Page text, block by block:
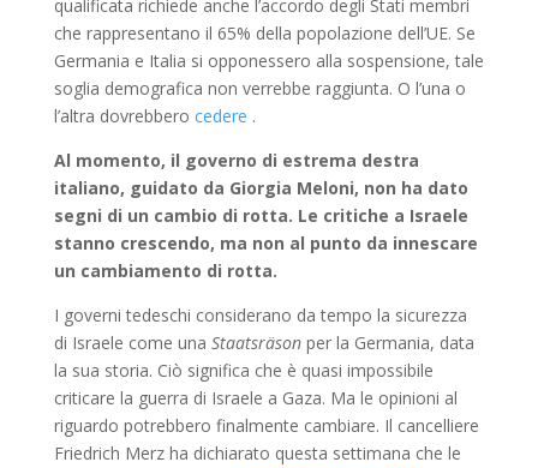
qualificata richiede anche l’accordo degli Stati membri
che rappresentano il 65% della popolazione dell’UE. Se
Germania e Italia si opponessero alla sospensione, tale
soglia demografica non verrebbe raggiunta. O l’una o
l’altra dovrebbero cedere .
Al momento, il governo di estrema destra
italiano, guidato da Giorgia Meloni, non ha dato
segni di un cambio di rotta. Le critiche a Israele
stanno crescendo, ma non al punto da innescare
un cambiamento di rotta.
I governi tedeschi considerano da tempo la sicurezza
di Israele come una Staatsräsonper la Germania, data
la sua storia. Ciò significa che è quasi impossibile
criticare la guerra di Israele a Gaza. Ma le opinioni al
riguardo potrebbero finalmente cambiare. Il cancelliere
Friedrich Merz ha dichiarato questa settimana che le